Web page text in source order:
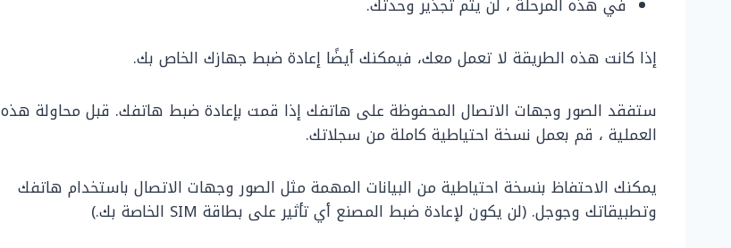
إذا كانت هذه الطريقة لا تعمل معك، فيمكنك أيضًا إعادة ضبط جهازك الخاص بك.
ستفقد الصور وجهات الاتصال المحفوظة على هاتفك إذا قمت بإعادة ضبط هاتفك. قبل محاولة هذه
العملية ، قم بعمل نسخة احتياطية كاملة من سجلاتك.
يمكنك الاحتفاظ بنسخة احتياطية من البيانات المهمة مثل الصور وجهات الاتصال باستخدام هاتفك
وتطبيقاتك وجوجل. (لن يكون لإعادة ضبط المصنع أي تأثير على بطاقة SIM الخاصة بك.)